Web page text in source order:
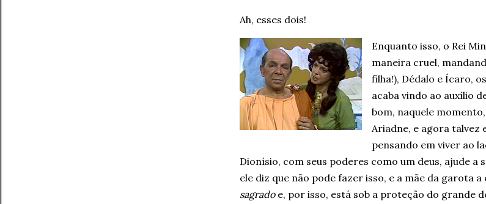
Ah, esses dois!
Enquanto isso, o Rei
maneira cruel,
filha!), Dédalo e Ícaro,
acaba vindo ao auxílio
bom, naquele
Ariadne, e agora talvez
pensando em viver ao
Dionísio, com seus poderes como um deus, ajude
ele diz que não pode fazer isso, e a mãe da garota
sagradoe, por isso, está sob a proteção do grande